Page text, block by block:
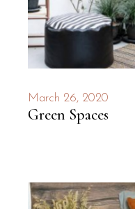
March 26, 2020
Green Spaces